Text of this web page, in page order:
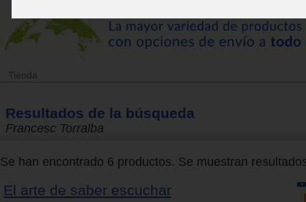
Tienda
Resultados de la búsqueda
Francesc Torralba
Se han encontrado 6 productos. Se muestran
El arte de saber escuchar